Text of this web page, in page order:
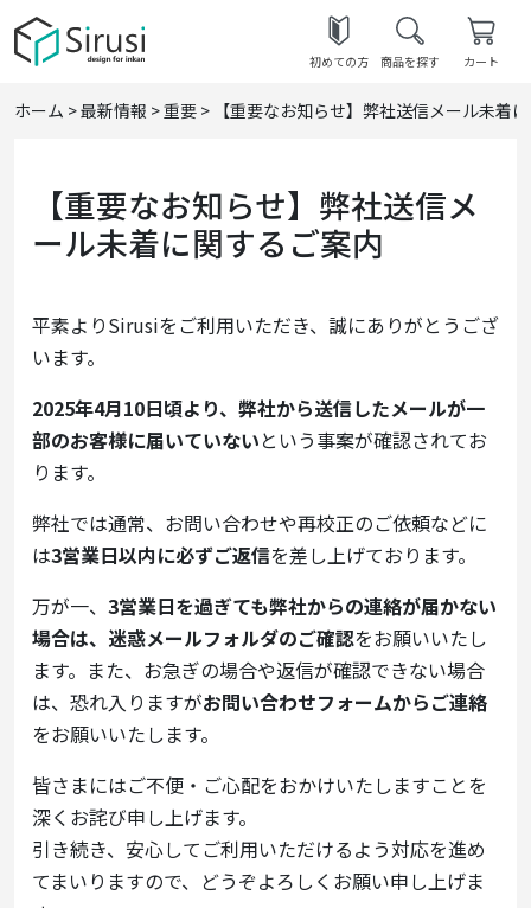
初めての方 商品を探す カート
ホーム >最新情報 >重要 > 【重要なお知らせ】弊社送信メール未着
【重要なお知らせ】弊社送信メ
ール未着に関するご案内
平素よりSirusiをご利用いただき、誠にありがとうござ
います。
2025年4月10日頃より、弊社から送信したメールが一
部のお客様に届いていないという事案が確認されてお
ります。
弊社では通常、お問い合わせや再校正のご依頼などに
は3営業日以内に必ずご返信を差し上げております。
万が一、 3営業日を過ぎても弊社からの連絡が届かない
場合は、迷惑メールフォルダのご確認をお願いいたし
ます。また、お急ぎの場合や返信が確認できない場合
は、恐れ入りますがお問い合わせフォームからご連絡
をお願いいたします。
皆さまにはご不便・ご心配をおかけいたしますことを
深くお詫び申し上げます。
引き続き、安心してご利用いただけるよう対応を進め
てまいりますので、どうぞよろしくお願い申し上げま